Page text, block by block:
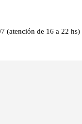
(atención de 16 a 22 hs)